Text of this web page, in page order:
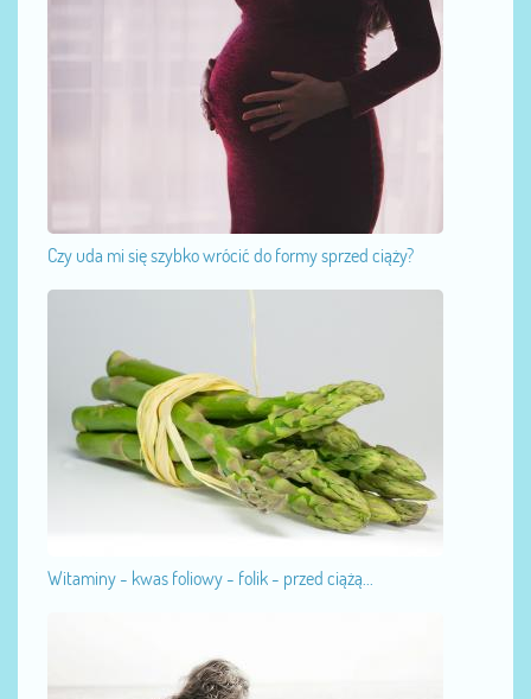
Czy uda mi się szybko wrócić do formy sprzed ciąży?
Witaminy - kwas foliowy - folik - przed ciążą...